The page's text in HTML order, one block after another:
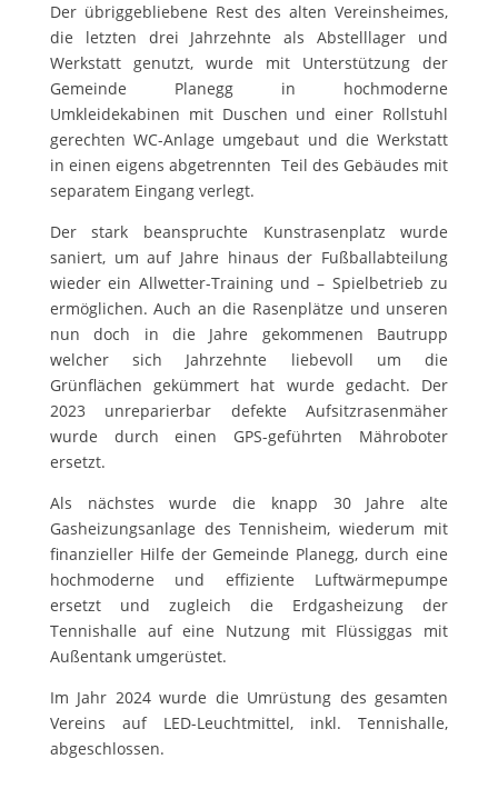
Der übriggebliebene Rest des alten Vereinsheimes,
die letzten drei Jahrzehnte als Abstelllager und
Werkstatt genutzt, wurde mit Unterstützung der
Gemeinde Planegg in hochmoderne
Umkleidekabinen mit Duschen und einer Rollstuhl
gerechten WC-Anlage umgebaut und die Werkstatt
in einen eigens abgetrennten Teil des Gebäudes mit
separatem Eingang verlegt.
Der stark beanspruchte Kunstrasenplatz wurde
saniert, um auf Jahre hinaus der Fußballabteilung
wieder ein Allwetter-Training und – Spielbetrieb zu
ermöglichen. Auch an die Rasenplätze und unseren
nun doch in die Jahre gekommenen Bautrupp
welcher sich Jahrzehnte liebevoll um die
Grünflächen gekümmert hat wurde gedacht. Der
2023 unreparierbar defekte Aufsitzrasenmäher
wurde durch einen GPS-geführten Mähroboter
ersetzt.
Als nächstes wurde die knapp 30 Jahre alte
Gasheizungsanlage des Tennisheim, wiederum mit
finanzieller Hilfe der Gemeinde Planegg, durch eine
hochmoderne und effiziente Luftwärmepumpe
ersetzt und zugleich die Erdgasheizung der
Tennishalle auf eine Nutzung mit Flüssiggas mit
Außentank umgerüstet.
Im Jahr 2024 wurde die Umrüstung des gesamten
Vereins auf LED-Leuchtmittel, inkl. Tennishalle,
abgeschlossen.